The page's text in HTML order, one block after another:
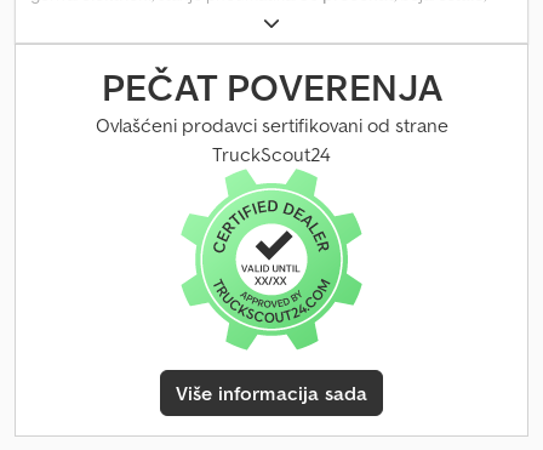
PEČAT POVERENJA
Ovlašćeni prodavci sertifikovani od strane
TruckScout24
Više informacija sada